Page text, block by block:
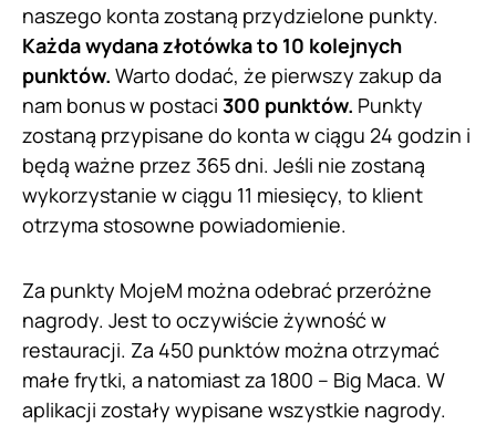
naszego konta zostaną przydzielone punkty.
Każda wydana złotówka to 10 kolejnych
punktów. Warto dodać, że pierwszy zakup da
nam bonus w postaci 300 punktów. Punkty
zostaną przypisane do konta w ciągu 24 godzin i
będą ważne przez 365 dni. Jeśli nie zostaną
wykorzystanie w ciągu 11 miesięcy, to klient
otrzyma stosowne powiadomienie.
Za punkty MojeM można odebrać przeróżne
nagrody. Jest to oczywiście żywność w
restauracji. Za 450 punktów można otrzymać
małe frytki, a natomiast za 1800 – Big Maca. W
aplikacji zostały wypisane wszystkie nagrody.